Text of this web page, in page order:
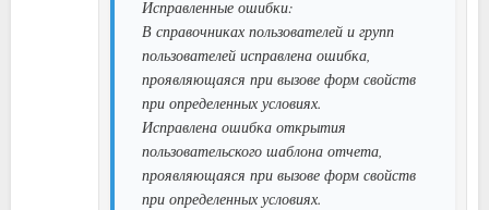
Исправленные ошибки:
В справочниках пользователей и групп
пользователей исправлена ошибка,
проявляющаяся при вызове форм свойств
при определенных условиях.
Исправлена ошибка открытия
пользовательского шаблона отчета,
проявляющаяся при вызове форм свойств
при определенных условиях.